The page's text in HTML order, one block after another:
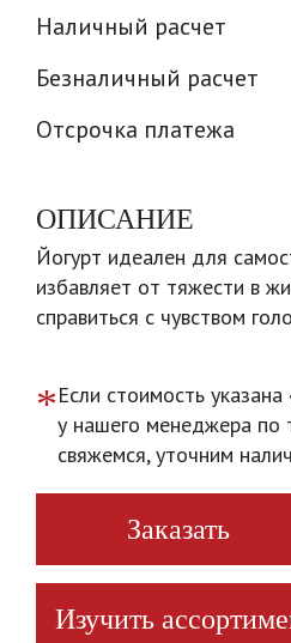
Наличный расчет
Безналичный расчет
Отсрочка платежа
ОПИСАНИЕ
Йогурт идеален для
избавляет от тяжести в
справиться с чувством
*Если стоимость
у нашего менеджера по
свяжемся, уточним
Заказать
Изучить